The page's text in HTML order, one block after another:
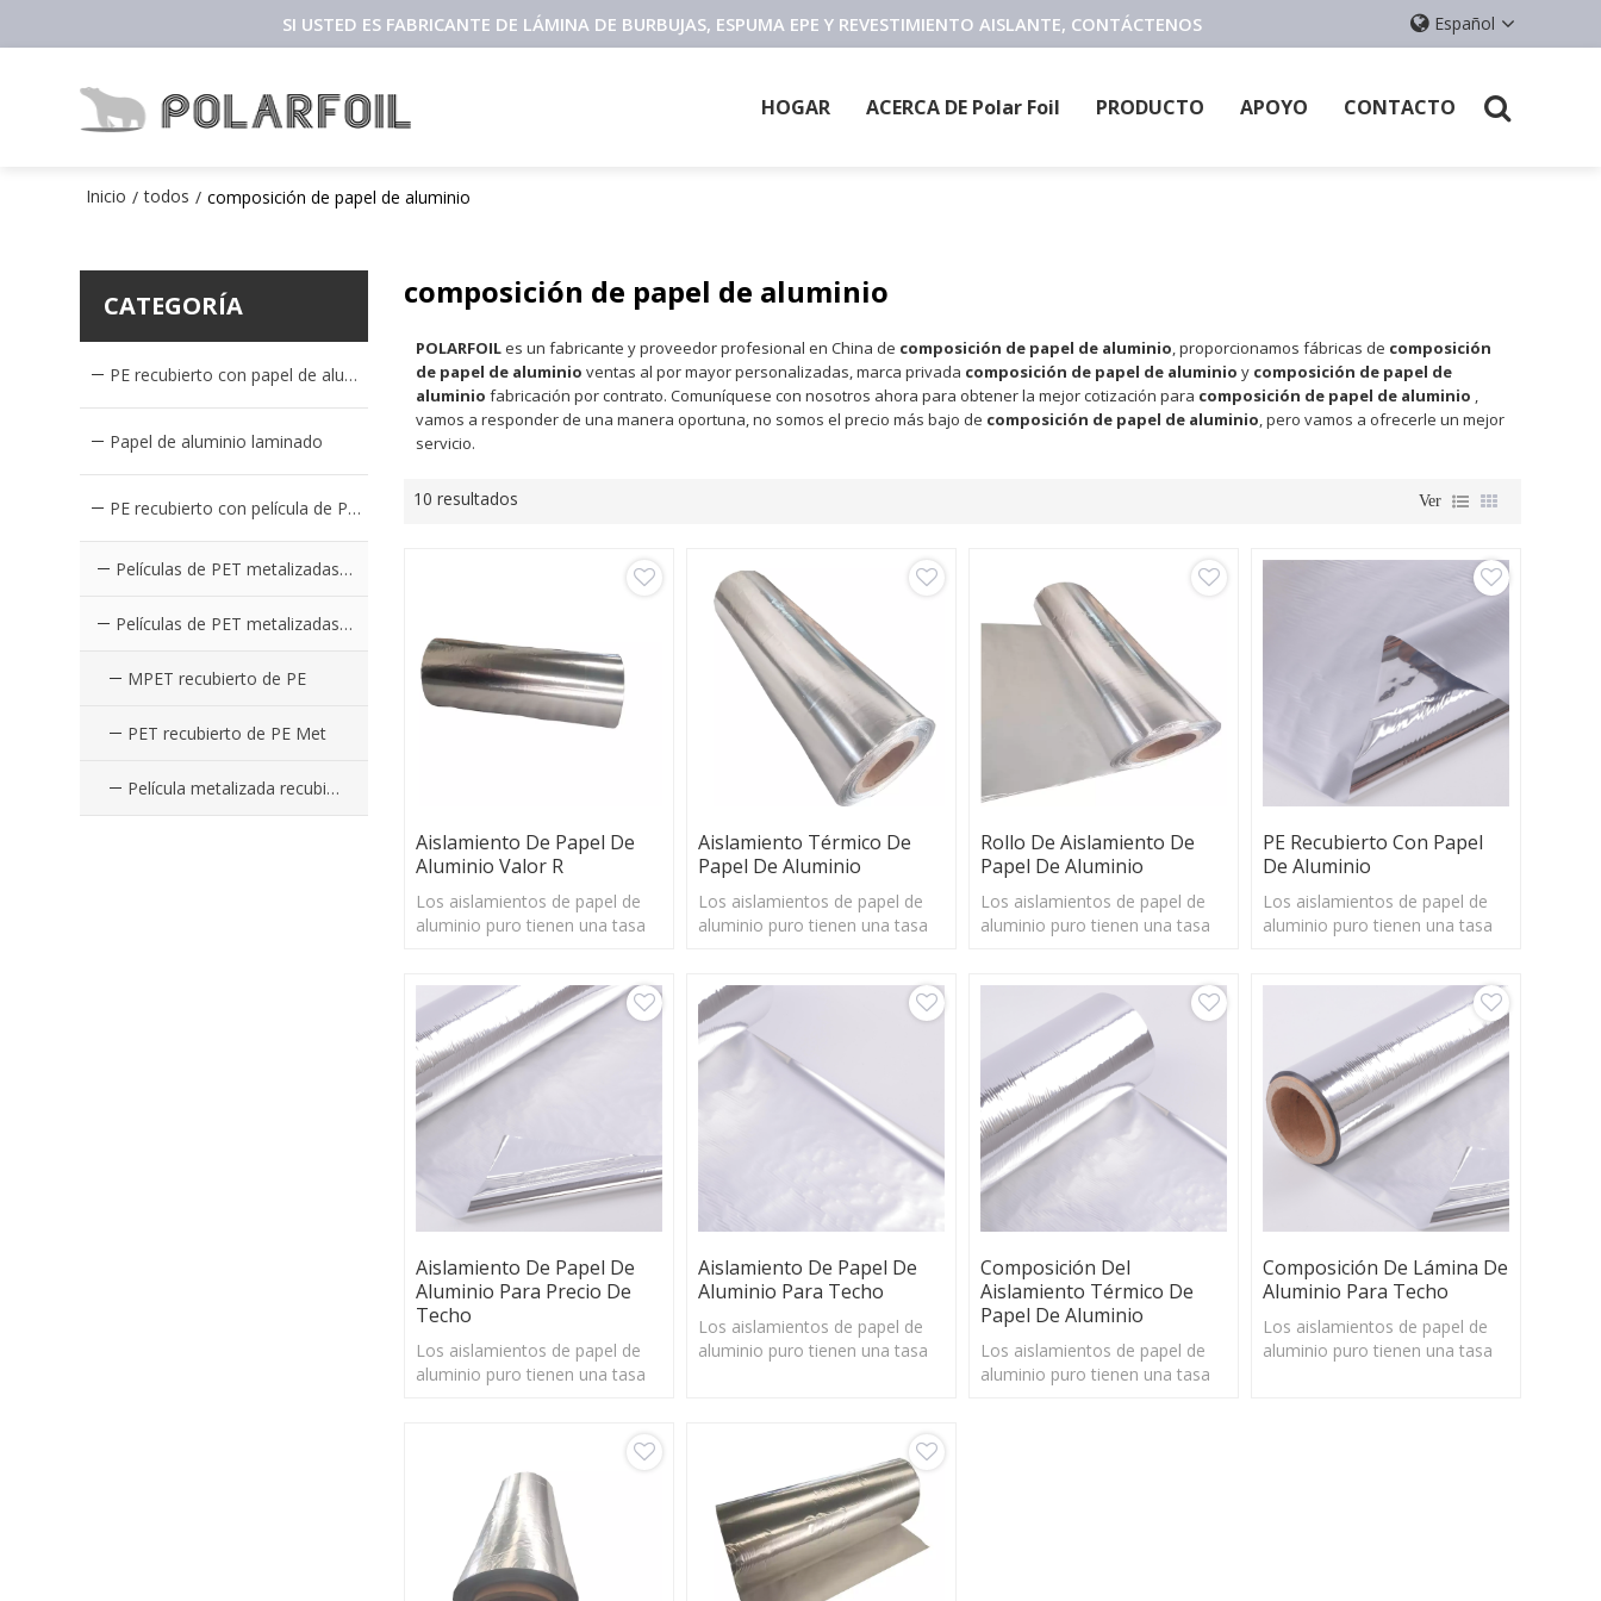
SI USTED ES FABRICANTE DE LÁMINA DE BURBUJAS, ESPUMA EPE Y REVESTIMIENTO AISLANTE, CONTÁCTENOS Español
HOGAR ACERCA DE Polar Foil PRODUCTO APOYO CONTACTO
Inicio / todos / composición de papel de aluminio
CATEGORÍA
PE recubierto con papel de aluminio
Papel de aluminio laminado
PE recubierto con película de PET metalizado
Películas de PET metalizadas coloreadas PE recubierto
Películas de PET metalizadas plateadas recubiertas de PE
MPET recubierto de PE
PET recubierto de PE Met
Película metalizada recubierta de PE
composición de papel de aluminio
POLARFOILes un fabricante y proveedor profesional en China de composición de papel de aluminio, proporcionamos fábricas de composición
de papel de aluminio ventas al por mayor personalizadas, marca privada composición de papel de aluminio y composición de papel de
aluminio fabricación por contrato. Comuníquese con nosotros ahora para obtener la mejor cotización para composición de papel de aluminio ,
vamos a responder de una manera oportuna, no somos el precio más bajo de composición de papel de aluminio, pero vamos a ofrecerle un mejor
servicio.
10 resultados Ver
Aislamiento De Papel De
Aluminio Valor R
Los aislamientos de papel de
aluminio puro tienen una tasa
solar y la barrera radiante de
manera efectiva
Aislamiento Térmico De
Papel De Aluminio
Los aislamientos de papel de
aluminio puro tienen una tasa
solar y la barrera radiante de
manera efectiva
Rollo De Aislamiento De
Papel De Aluminio
Los aislamientos de papel de
aluminio puro tienen una tasa
solar y la barrera radiante de
manera efectiva
PE Recubierto Con Papel
De Aluminio
Los aislamientos de papel de
aluminio puro tienen una tasa
solar y la barrera radiante de
manera efectiva
Aislamiento De Papel De
Aluminio Para Precio De
Techo
Los aislamientos de papel de
aluminio puro tienen una tasa
solar y la barrera radiante de
manera efectiva
Aislamiento De Papel De
Aluminio Para Techo
Los aislamientos de papel de
aluminio puro tienen una tasa
Composición Del
Aislamiento Térmico De
Papel De Aluminio
Los aislamientos de papel de
aluminio puro tienen una tasa
Composición De Lámina De
Aluminio Para Techo
Los aislamientos de papel de
aluminio puro tienen una tasa